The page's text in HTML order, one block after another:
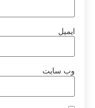
ایمیل
وب‌ سایت